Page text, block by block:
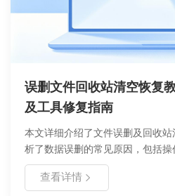
误删文件回收站清空恢复
及工具修复指南
本文详细介绍了文件误删及回收
析了数据误删的常见原因，包括操
击。接着提供了手动修复方案，涉
骤，适合具备一定计算机基础的
查看详情